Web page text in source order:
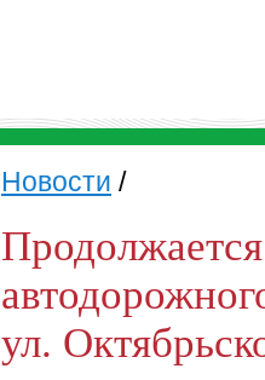
Новости /
ул.